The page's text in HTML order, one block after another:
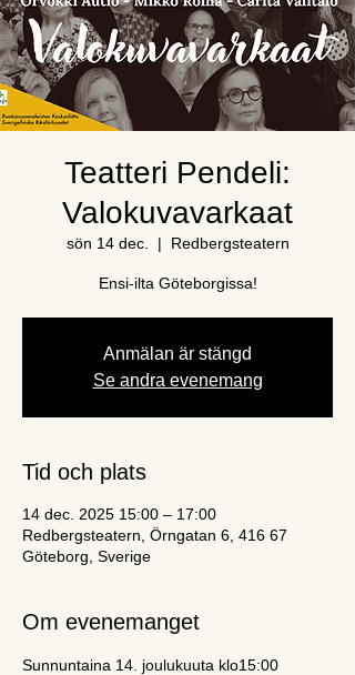
Teatteri Pendeli:
Valokuvavarkaat
sön 14 dec.
  |
Redbergsteatern
Ensi-ilta Göteborgissa!
Anmälan är stängd
Se andra evenemang
Tid och plats
14 dec. 2025 15:00 – 17:00
Redbergsteatern, Örngatan 6, 416 67
Göteborg, Sverige
Om evenemanget
Sunnuntaina 14. joulukuuta klo15:00